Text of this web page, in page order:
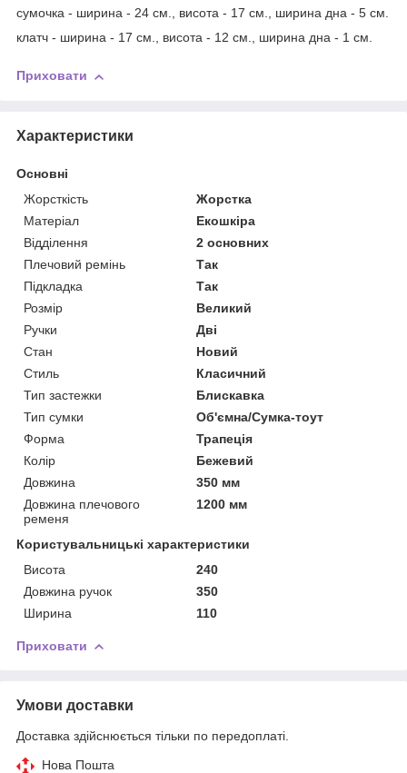
сумочка - ширина - 24 см., висота - 17 см., ширина дна - 5 см.
клатч - ширина - 17 см., висота - 12 см., ширина дна - 1 см.
Приховати
Характеристики
Основні
Жорсткість
Жорстка
Матеріал
Екошкіра
Відділення
2 основних
Плечовий ремінь
Так
Підкладка
Так
Розмір
Великий
Ручки
Дві
Стан
Новий
Стиль
Класичний
Тип застежки
Блискавка
Тип сумки
Об'ємна/Сумка-тоут
Форма
Трапеція
Колір
Бежевий
Довжина
350 мм
Довжина плечового
ременя
1200 мм
Користувальницькі характеристики
Висота
240
Довжина ручок
350
Ширина
110
Приховати
Умови доставки
Доставка здійснюється тільки по передоплаті.
Нова Пошта